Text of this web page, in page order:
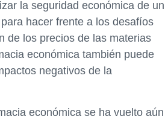
la seguridad económica de un
hacer frente a los desafíos
de los precios de las materias
económica también puede
negativos de la
económica se ha vuelto aún